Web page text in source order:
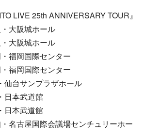
LIVE 25th ANNIVERSARY TOUR』
大阪城ホール
大阪城ホール
福岡国際センター
福岡国際センター
仙台サンプラザホール
日本武道館
日本武道館
名古屋国際会議場センチュリーホー